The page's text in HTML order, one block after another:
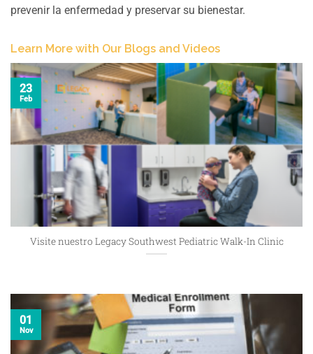
prevenir la enfermedad y preservar su bienestar.
Learn More with Our Blogs and Videos
Visite nuestro Legacy Southwest Pediatric Walk-In Clinic
23
Feb
01
Nov